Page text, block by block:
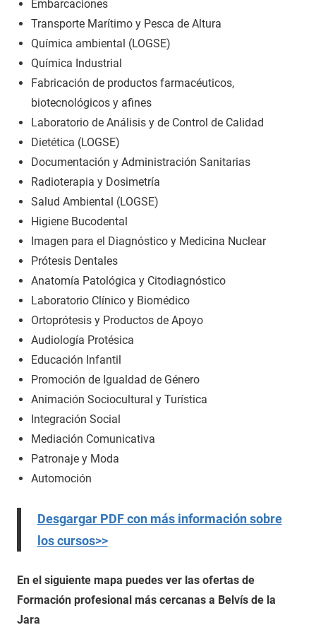
Embarcaciones
Transporte Marítimo y Pesca de Altura
Química ambiental (LOGSE)
Química Industrial
Fabricación de productos farmacéuticos,
biotecnológicos y afines
Laboratorio de Análisis y de Control de Calidad
Dietética (LOGSE)
Documentación y Administración Sanitarias
Radioterapia y Dosimetría
Salud Ambiental (LOGSE)
Higiene Bucodental
Imagen para el Diagnóstico y Medicina Nuclear
Prótesis Dentales
Anatomía Patológica y Citodiagnóstico
Laboratorio Clínico y Biomédico
Ortoprótesis y Productos de Apoyo
Audiología Protésica
Educación Infantil
Promoción de Igualdad de Género
Animación Sociocultural y Turística
Integración Social
Mediación Comunicativa
Patronaje y Moda
Automoción
Desgargar PDF con más información sobre
los cursos>>
En el siguiente mapa puedes ver las ofertas de
Formación profesional más cercanas a Belvís de la
Jara